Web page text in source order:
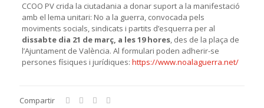
CCOO PV crida la ciutadania a donar suport a la manifestació
amb el lema unitari: No a la guerra, convocada pels
moviments socials, sindicats i partits d’esquerra per al
dissabte dia 21 de març, a les 19 hores, des de la plaça de
l’Ajuntament de València. Al formulari poden adherir-se
persones físiques i jurídiques: https://www.noalaguerra.net/
Compartir